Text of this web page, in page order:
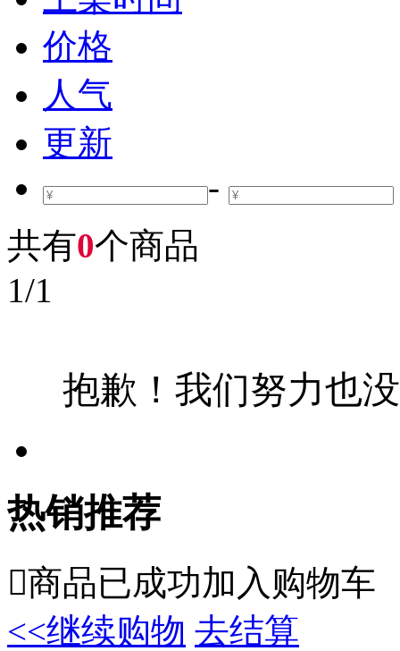
价格
人气
更新
-
共有0个商品
1/1
抱歉！我们努力也
热销推荐
商品已成功加入购物车
<<继续购物 去结算